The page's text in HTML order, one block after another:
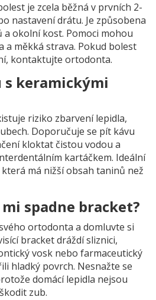
je zcela běžná v prvních 2-
nastavení drátu. Je způsobena
okolní kost. Pomoci mohou
a měkká strava. Pokud bolest
kontaktujte ortodonta.
keramickými
riziko zbarvení lepidla,
Doporučuje se pít kávu
kloktat čistou vodou a
kartáčkem. Ideální
má nižší obsah taninů než
spadne bracket?
ortodonta a domluvte si
bracket dráždí sliznici,
vosk nebo farmaceutický
hladký povrch. Nesnažte se
domácí lepidla nejsou
zub.